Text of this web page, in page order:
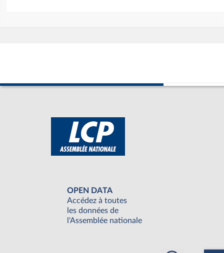
OPEN DATA
Accédez à toutes
les données de
l'Assemblée nationale